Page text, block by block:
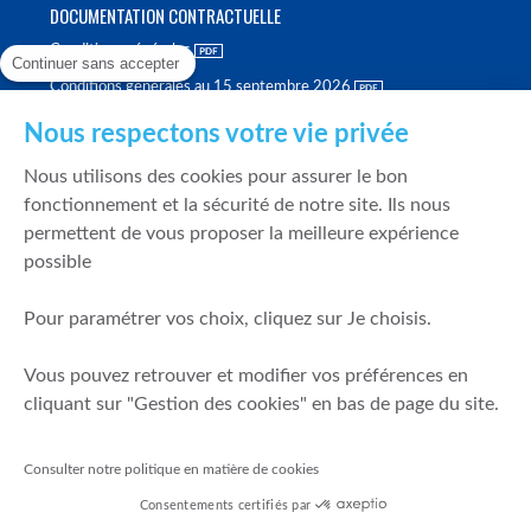
DOCUMENTATION CONTRACTUELLE
Conditions générales
Conditions générales au 15 septembre 2026
Politique de meilleure sélection
Politique de durabilité
Fonds de garantie des dépôts et de résolution
Mentions légales
Prévention de la fraude
Continuer sans accepter
Nous respectons votre vie privée
Nous utilisons des cookies pour assurer le bon
fonctionnement et la sécurité de notre site. Ils nous
permettent de vous proposer la meilleure expérience
possible
Pour paramétrer vos choix, cliquez sur Je choisis.
Vous pouvez retrouver et modifier vos préférences en
cliquant sur "Gestion des cookies" en bas de page du site.
Consulter notre politique en matière de cookies
Consentements certifiés par